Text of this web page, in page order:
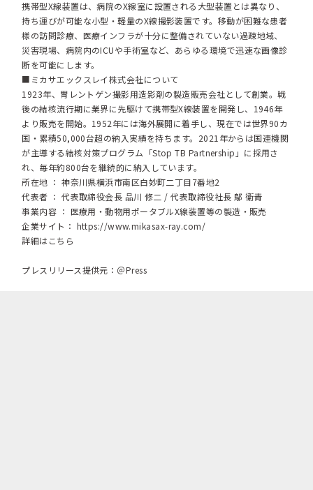
携帯型X線装置は、病院のX線室に設置される大型装置とは異なり、
持ち運びが可能な小型・軽量のX線撮影装置です。移動が困難な患者
様の訪問診療、医療インフラが十分に整備されていない過疎地域、
災害現場、病院内のICUや手術室など、あらゆる環境で迅速な画像診
断を可能にします。
■ミカサエックスレイ株式会社について
1923年、胃レントゲン撮影用造影剤の製造販売会社として創業。戦
後の結核流行期に業界に先駆けて携帯型X線装置を開発し、1946年
より販売を開始。1952年には海外展開に着手し、現在では世界90カ
国・累積50,000台超の納入実績を持ちます。2021年からは国連機関
が主導する結核対策プログラム「Stop TB Partnership」に採用さ
れ、毎年約800台を継続的に納入しています。
所在地 ： 神奈川県横浜市南区白妙町二丁目7番地2
代表者 ： 代表取締役会長 品川 修二 / 代表取締役社長 鄔 衛青
事業内容 ： 医療用・動物用ポータブルX線装置等の製造・販売
企業サイト： https://www.mikasax-ray.com/
詳細はこちら
プレスリリース提供元：＠Press